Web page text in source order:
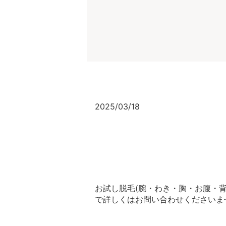
2025/03/18
お試し脱毛(腕・わき・胸・お腹
で詳しくはお問い合わせくださいま